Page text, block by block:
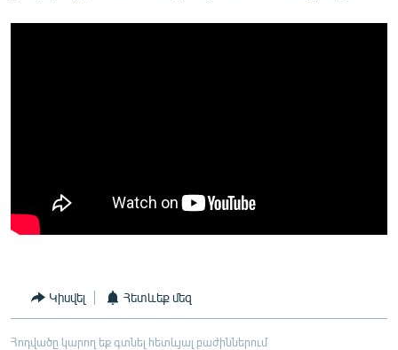
Կիսվել Հետևեք մեզ
Հոդվածը կարող եք գտնել հետևյալ բաժիններում